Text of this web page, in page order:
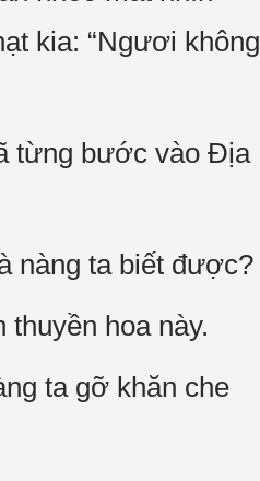
kia: “Ngươi không
từng bước vào Địa
nàng ta biết được?
hoa này.
ta gỡ khăn che